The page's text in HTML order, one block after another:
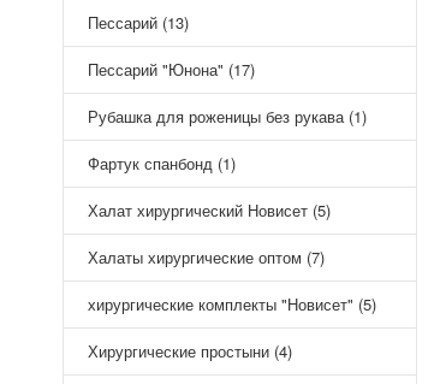
Пессарий (13)
Пессарий "Юнона" (17)
Рубашка для роженицы без рукава (1)
Фартук спанбонд (1)
Халат хирургический Новисет (5)
Халаты хирургические оптом (7)
хирургические комплекты "Новисет" (5)
Хирургические простыни (4)